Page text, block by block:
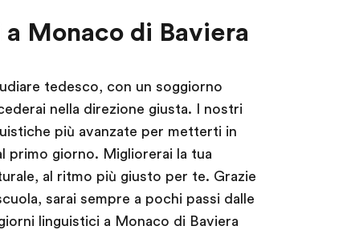
Monaco di Baviera
tedesco, con un soggiorno
nella direzione giusta. I nostri
più avanzate per metterti in
primo giorno. Migliorerai la tua
al ritmo più giusto per te. Grazie
sarai sempre a pochi passi dalle
linguistici a Monaco di Baviera